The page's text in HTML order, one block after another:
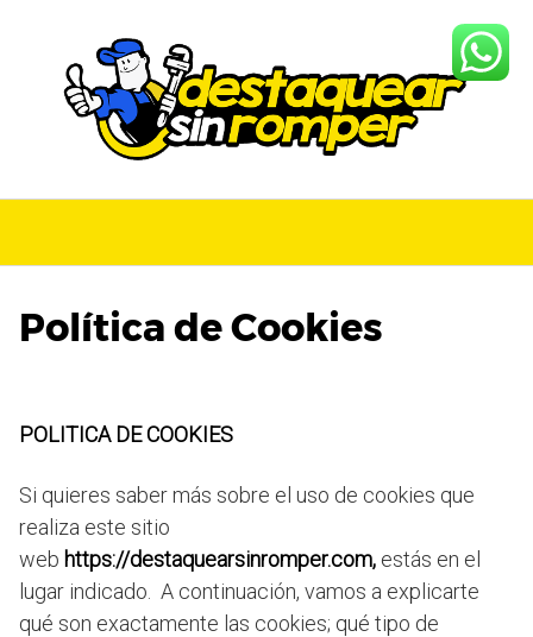
o
Política de Cookies
POLITICA DE COOKIES
Si quieres saber más sobre el uso de cookies que
realiza este sitio
web https://destaquearsinromper.com, estás en el
lugar indicado. A continuación, vamos a explicarte
qué son exactamente las cookies; qué tipo de